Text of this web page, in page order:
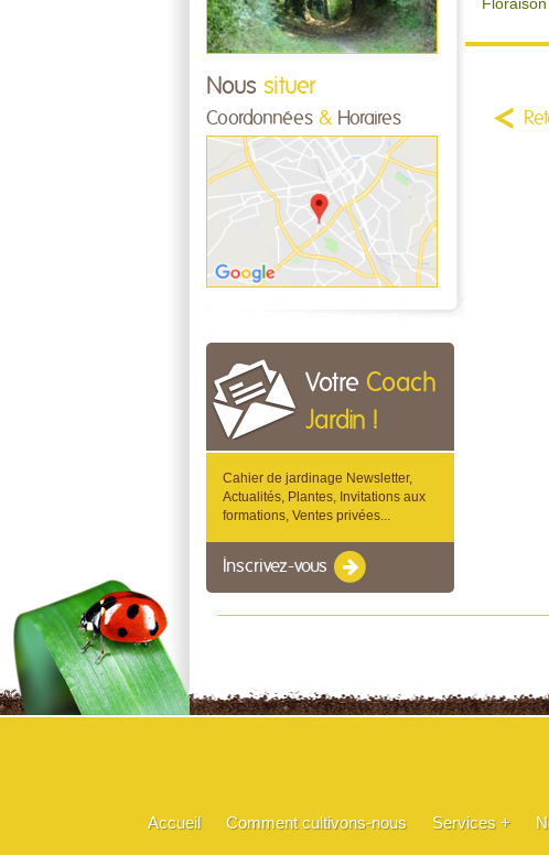
Nous situer
Coordonnées & Horaires
Votre Coach
Jardin !
Cahier de jardinage Newsletter,
Actualités, Plantes, Invitations aux
formations, Ventes privées...
Inscrivez-vous
Accueil Comment cultivons-nous Services +